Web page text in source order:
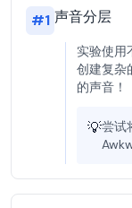
#1 声音分层
实验使用
创建复杂
的声音！
💡尝试